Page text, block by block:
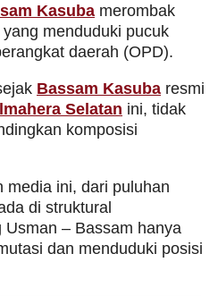
Kasuba merombak
menduduki pucuk
daerah (OPD).
Bassam Kasuba resmi
Selatan ini, tidak
komposisi
media ini, dari puluhan
di struktural
– Bassam hanya
dan menduduki posisi